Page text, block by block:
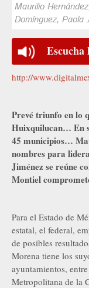
Maurilio
Domínguez, Paola
Escucha
http://
Prevé triunfo en lo
Huixquilucan… En
45 municipios…
nombres para
Jiménez se reúne
Montiel
Para el Estado de
estatal, el federal,
de posibles
Morena tiene los
ayuntamientos,
Metropolitana de la